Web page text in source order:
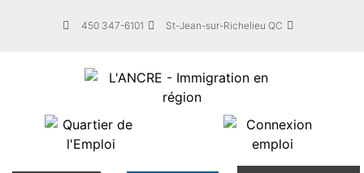
450 347-6101 St-Jean-sur-Richelieu QC